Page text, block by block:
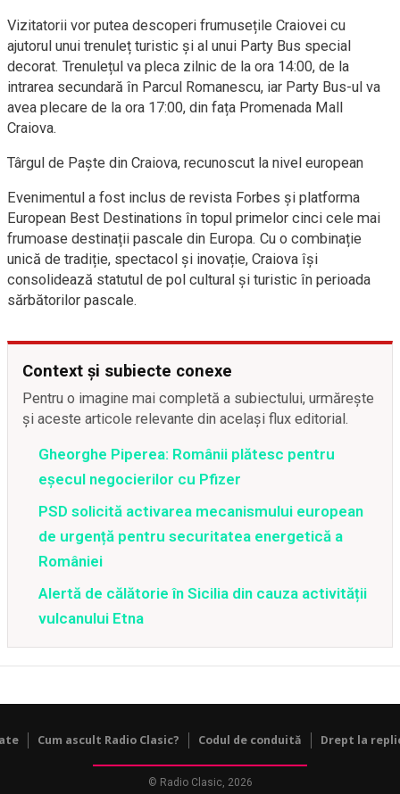
Vizitatorii vor putea descoperi frumusețile Craiovei cu
ajutorul unui trenuleț turistic și al unui Party Bus special
decorat. Trenulețul va pleca zilnic de la ora 14:00, de la
intrarea secundară în Parcul Romanescu, iar Party Bus-ul va
avea plecare de la ora 17:00, din fața Promenada Mall
Craiova.
Târgul de Paște din Craiova, recunoscut la nivel european
Evenimentul a fost inclus de revista Forbes și platforma
European Best Destinations în topul primelor cinci cele mai
frumoase destinații pascale din Europa. Cu o combinație
unică de tradiție, spectacol și inovație, Craiova își
consolidează statutul de pol cultural și turistic în perioada
sărbătorilor pascale.
Context și subiecte conexe
Pentru o imagine mai completă a subiectului, urmărește
și aceste articole relevante din același flux editorial.
Gheorghe Piperea: Românii plătesc pentru
eșecul negocierilor cu Pfizer
PSD solicită activarea mecanismului european
de urgență pentru securitatea energetică a
României
Alertă de călătorie în Sicilia din cauza activității
vulcanului Etna
Cum ascult Radio Clasic? Codul de conduită Drept la
© Radio Clasic, 2026